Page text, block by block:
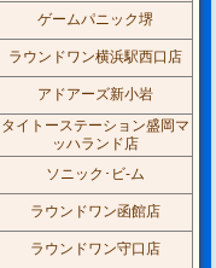
ゲームパニック堺
ラウンドワン横浜駅西口店
アドアーズ新小岩
タイトーステーション盛岡マ
ッハランド店
ソニック･ビ-ム
ラウンドワン函館店
ラウンドワン守口店